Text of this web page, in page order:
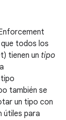
que todos los
tienen un tipo
también se
un tipo con
útiles para